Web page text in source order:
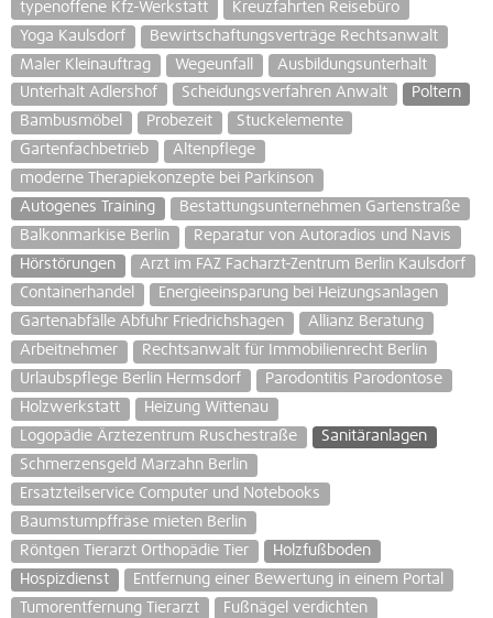
typenoffene Kfz-Werkstatt
Kreuzfahrten Reisebüro
Yoga Kaulsdorf
Bewirtschaftungsverträge Rechtsanwalt
Maler Kleinauftrag
Wegeunfall
Ausbildungsunterhalt
Unterhalt Adlershof
Scheidungsverfahren Anwalt
Poltern
Bambusmöbel
Probezeit
Stuckelemente
Gartenfachbetrieb
Altenpflege
moderne Therapiekonzepte bei Parkinson
Autogenes Training
Bestattungsunternehmen Gartenstraße
Balkonmarkise Berlin
Reparatur von Autoradios und Navis
Hörstörungen
Arzt im FAZ Facharzt-Zentrum Berlin Kaulsdorf
Containerhandel
Energieeinsparung bei Heizungsanlagen
Gartenabfälle Abfuhr Friedrichshagen
Allianz Beratung
Arbeitnehmer
Rechtsanwalt für Immobilienrecht Berlin
Urlaubspflege Berlin Hermsdorf
Parodontitis Parodontose
Holzwerkstatt
Heizung Wittenau
Logopädie Ärztezentrum Ruschestraße
Sanitäranlagen
Schmerzensgeld Marzahn Berlin
Ersatzteilservice Computer und Notebooks
Baumstumpffräse mieten Berlin
Röntgen Tierarzt Orthopädie Tier
Holzfußboden
Hospizdienst
Entfernung einer Bewertung in einem Portal
Tumorentfernung Tierarzt
Fußnägel verdichten